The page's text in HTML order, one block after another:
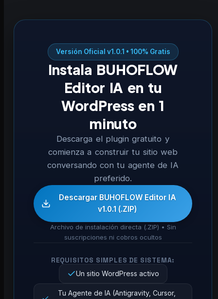
Versión Oficial v1.0.1 • 100% Gratis
Instala BUHOFLOW
Editor IA en tu
WordPress en 1
minuto
Descarga el plugin gratuito y
comienza a construir tu sitio web
conversando con tu agente de IA
preferido.
Descargar BUHOFLOW Editor IA
v1.0.1 (.ZIP)
Archivo de instalación directa (.ZIP) • Sin
suscripciones ni cobros ocultos
REQUISITOS SIMPLES DE SISTEMA:
Un sitio WordPress activo
Tu Agente de IA (Antigravity, Cursor,